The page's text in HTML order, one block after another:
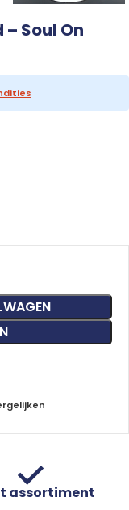
Soul On
assortiment